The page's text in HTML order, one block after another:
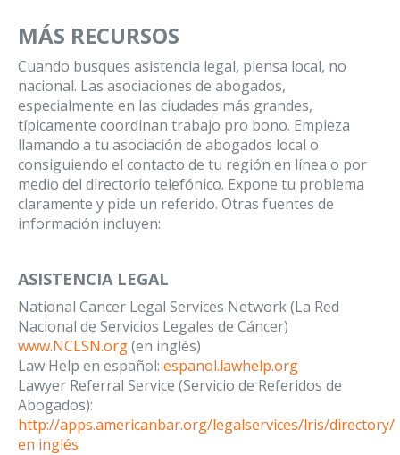
MÁS RECURSOS
Cuando busques asistencia legal, piensa local, no
nacional. Las asociaciones de abogados,
especialmente en las ciudades más grandes,
típicamente coordinan trabajo pro bono. Empieza
llamando a tu asociación de abogados local o
consiguiendo el contacto de tu región en línea o por
medio del directorio telefónico. Expone tu problema
claramente y pide un referido. Otras fuentes de
información incluyen:
ASISTENCIA LEGAL
National Cancer Legal Services Network (La Red
Nacional de Servicios Legales de Cáncer)
www.NCLSN.org(en inglés)
Law Help en español: espanol.lawhelp.org
Lawyer Referral Service (Servicio de Referidos de
Abogados):
http://apps.americanbar.org/legalservices/lris/directory/
en inglés